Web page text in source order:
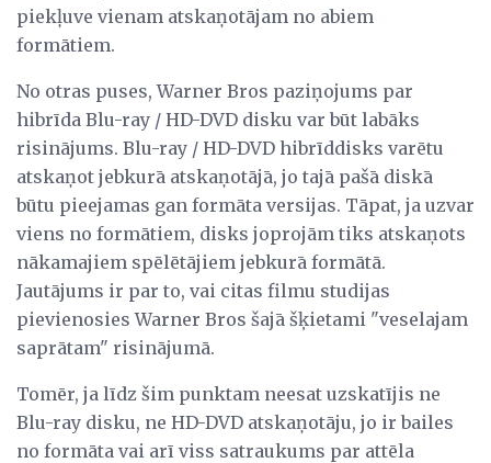
piekļuve vienam atskaņotājam no abiem
formātiem.
No otras puses, Warner Bros paziņojums par
hibrīda Blu-ray / HD-DVD disku var būt labāks
risinājums. Blu-ray / HD-DVD hibrīddisks varētu
atskaņot jebkurā atskaņotājā, jo tajā pašā diskā
būtu pieejamas gan formāta versijas. Tāpat, ja uzvar
viens no formātiem, disks joprojām tiks atskaņots
nākamajiem spēlētājiem jebkurā formātā.
Jautājums ir par to, vai citas filmu studijas
pievienosies Warner Bros šajā šķietami "veselajam
saprātam" risinājumā.
Tomēr, ja līdz šim punktam neesat uzskatījis ne
Blu-ray disku, ne HD-DVD atskaņotāju, jo ir bailes
no formāta vai arī viss satraukums par attēla